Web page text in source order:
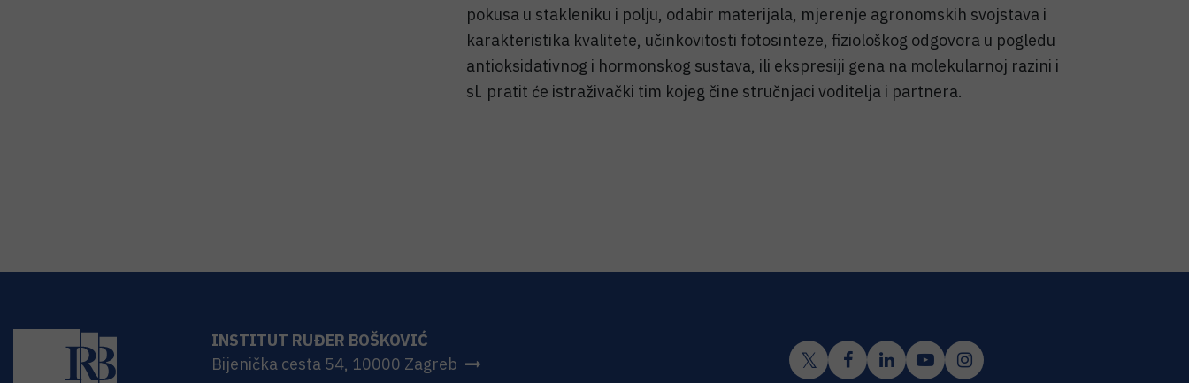
pokusa u stakleniku i polju, odabir materijala, mjerenje agronomskih svojstava i
karakteristika kvalitete, učinkovitosti fotosinteze, fiziološkog odgovora u pogledu
antioksidativnog i hormonskog sustava, ili ekspresiji gena na molekularnoj razini i
sl. pratit će istraživački tim kojeg čine stručnjaci voditelja i partnera.
INSTITUT RUĐER BOŠKOVIĆ
Bijenička cesta 54, 10000 Zagreb